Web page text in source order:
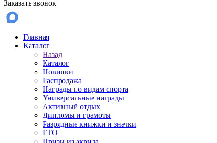
Заказать звонок
Главная
Каталог
Назад
Каталог
Новинки
Распродажа
Награды по видам спорта
Универсальные награды
Активный отдых
Дипломы и грамоты
Разрядные книжки и значки
ГТО
Призы из акрила